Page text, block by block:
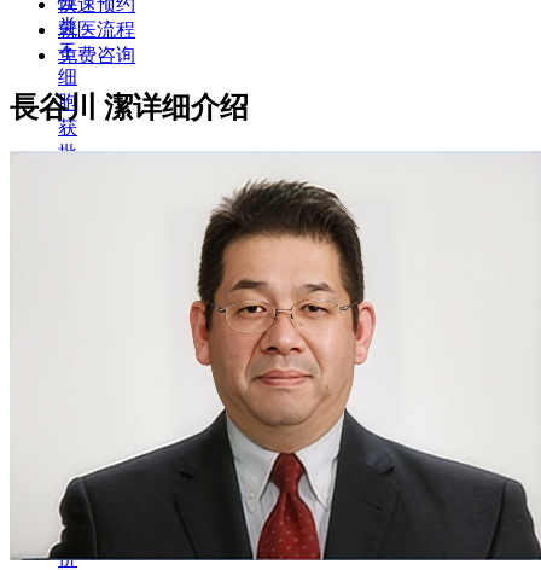
类
干
细
胞
获
批
干
细
胞
价
就医流程
免费咨询
長谷川 潔详细介绍